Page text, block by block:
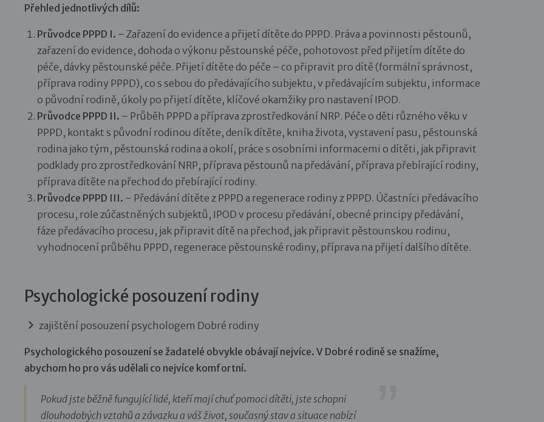
Přehled jednotlivých dílů:
Průvodce PPPD I. – Zařazení do evidence a přijetí dítěte do PPPD. Práva a povinnosti pěstounů,
zařazení do evidence, dohoda o výkonu pěstounské péče, pohotovost před přijetím dítěte do
péče, dávky pěstounské péče. Přijetí dítěte do péče – co připravit pro dítě (formální správnost,
příprava rodiny PPPD), co s sebou do předávajícího subjektu, v předávajícím subjektu, informace
o původní rodině, úkoly po přijetí dítěte, klíčové okamžiky pro nastavení IPOD.
Průvodce PPPD II. – Průběh PPPD a příprava zprostředkování NRP. Péče o děti různého věku v
PPPD, kontakt s původní rodinou dítěte, deník dítěte, kniha života, vystavení pasu, pěstounská
rodina jako tým, pěstounská rodina a okolí, práce s osobními informacemi o dítěti, jak připravit
podklady pro zprostředkování NRP, příprava pěstounů na předávání, příprava přebírající rodiny,
příprava dítěte na přechod do přebírající rodiny.
Průvodce PPPD III. – Předávání dítěte z PPPD a regenerace rodiny z PPPD. Účastníci předávacího
procesu, role zúčastněných subjektů, IPOD v procesu předávání, obecné principy předávání,
fáze předávacího procesu, jak připravit dítě na přechod, jak připravit pěstounskou rodinu,
vyhodnocení průběhu PPPD, regenerace pěstounské rodiny, příprava na přijetí dalšího dítěte.
Psychologické posouzení rodiny
zajištění posouzení psychologem Dobré rodiny
Psychologického posouzení se žadatelé obvykle obávají nejvíce. V Dobré rodině se snažíme,
abychom ho pro vás udělali co nejvíce komfortní.
Pokud jste běžně fungující lidé, kteří mají chuť pomoci dítěti, jste schopni
dlouhodobých vztahů a závazku a váš život, současný stav a situace nabízí